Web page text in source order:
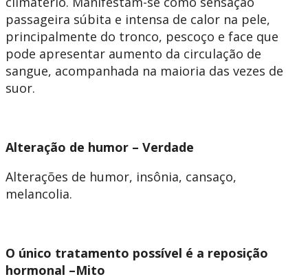
passageira súbita e intensa de calor na pele,
principalmente do tronco, pescoço e face que
pode apresentar aumento da circulação de
sangue, acompanhada na maioria das vezes de
suor.
Alteração de humor – Verdade
Alterações de humor, insônia, cansaço,
melancolia.
O único tratamento possível é a reposição
hormonal –Mito